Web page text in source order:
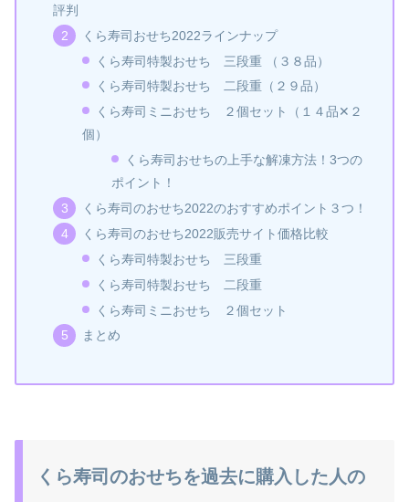
評判
くら寿司おせち2022ラインナップ
くら寿司特製おせち 三段重 （３８品）
くら寿司特製おせち 二段重（２９品）
くら寿司ミニおせち ２個セット（１４品✕２
個）
くら寿司おせちの上手な解凍方法！3つの
ポイント！
くら寿司のおせち2022のおすすめポイント３つ！
くら寿司のおせち2022販売サイト価格比較
くら寿司特製おせち 三段重
くら寿司特製おせち 二段重
くら寿司ミニおせち ２個セット
まとめ
くら寿司のおせちを過去に購入した人の